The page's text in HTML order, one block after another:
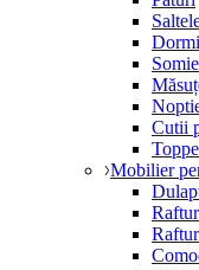
Cutii
Mobilier